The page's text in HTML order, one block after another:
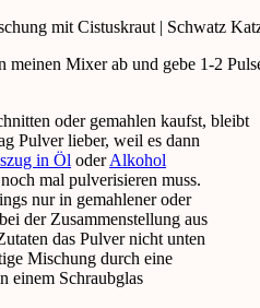
Mixer ab und gebe 1-2
oder gemahlen kaufst, bleibt
Pulver lieber, weil es dann
in Öl oderAlkohol
mal pulverisieren muss.
nur in gemahlener oder
der Zusammenstellung aus
das Pulver nicht unten
Mischung durch eine
einem Schraubglas